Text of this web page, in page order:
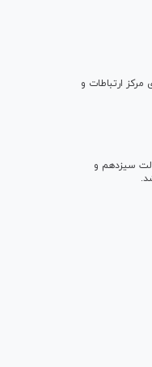
سوی مرکز ارتباطات و
سیزدهم و